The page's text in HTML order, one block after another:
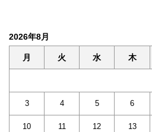
2026年8月
月 火 水 木
3 4 5 6
10 11 12 13